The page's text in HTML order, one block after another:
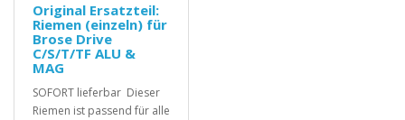
Original Ersatzteil:
Riemen (einzeln) für
Brose Drive
C/S/T/TF ALU &
MAG
SOFORT lieferbar Dieser
Riemen ist passend für alle